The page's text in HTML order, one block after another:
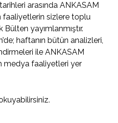
arasında ANKASAM
faaliyetlerin sizlere toplu
yayımlanmıştır.
haftanın bütün analizleri,
ile ANKASAM
medya faaliyetleri yer